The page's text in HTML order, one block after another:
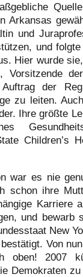
Arkansas
und
und
Hier wurde
Vorsitzende
der
zu leiten.
Ihre größte
Children’s
war es nie
schon ihre
Karriere
und
New
Von
oben! 2007
Demokraten